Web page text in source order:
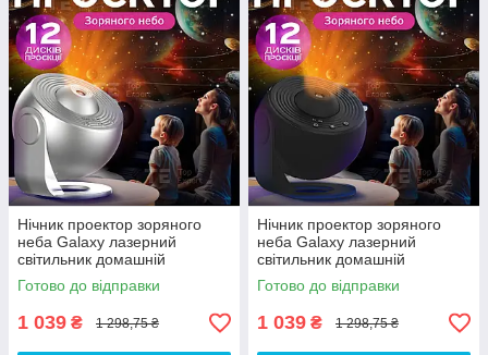
Нічник проектор зоряного
неба Galaxy лазерний
світильник домашній
планетарій лампа 12
галактик - Сірий
Готово до відправки
1 039 ₴ 1 298,75 ₴
Нічник проектор зоряного
неба Galaxy лазерний
світильник домашній
планетарій лампа 12
галактик - Чорний
Готово до відправки
1 039 ₴ 1 298,75 ₴